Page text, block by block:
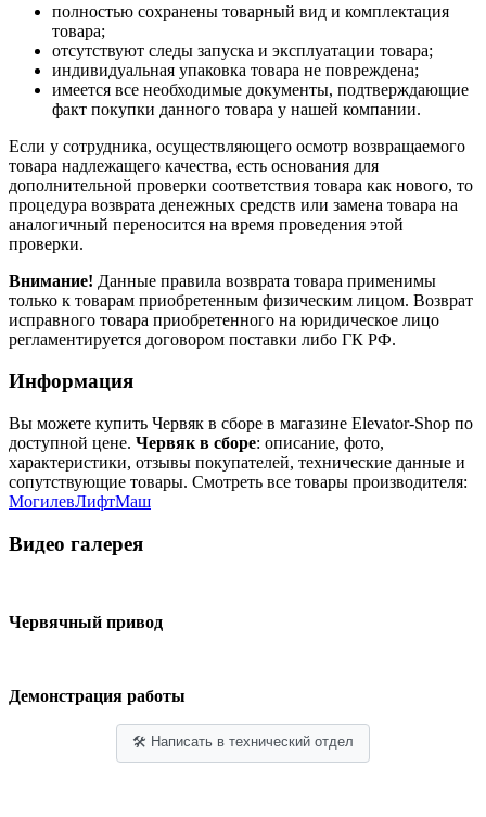
полностью сохранены товарный вид и комплектация
товара;
отсутствуют следы запуска и эксплуатации товара;
индивидуальная упаковка товара не повреждена;
имеется все необходимые документы, подтверждающие
факт покупки данного товара у нашей компании.
Если у сотрудника, осуществляющего осмотр возвращаемого
товара надлежащего качества, есть основания для
дополнительной проверки соответствия товара как нового, то
процедура возврата денежных средств или замена товара на
аналогичный переносится на время проведения этой
проверки.
Внимание! Данные правила возврата товара применимы
только к товарам приобретенным физическим лицом. Возврат
исправного товара приобретенного на юридическое лицо
регламентируется договором поставки либо ГК РФ.
Информация
Вы можете купить Червяк в сборе в магазине Elevator-Shop по
доступной цене. Червяк в сборе: описание, фото,
характеристики, отзывы покупателей, технические данные и
сопутствующие товары. Смотреть все товары производителя:
МогилевЛифтМаш
Видео галерея
Червячный привод
Демонстрация работы
🛠 Написать в технический отдел